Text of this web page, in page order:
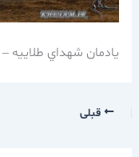
يادمان شهداي طلاييه –
قبلی